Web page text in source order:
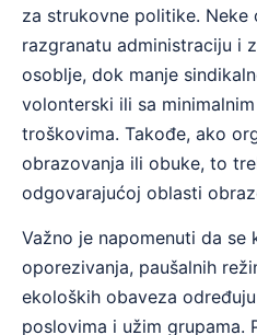
za strukovne politike. Neke
razgranatu administraciju i
osoblje, dok manje
volonterski ili sa
troškovima. Takođe, ako
obrazovanja ili obuke, to
odgovarajućoj oblasti
Važno je napomenuti da se
oporezivanja, paušalnih
ekoloških obaveza
poslovima i užim grupama.